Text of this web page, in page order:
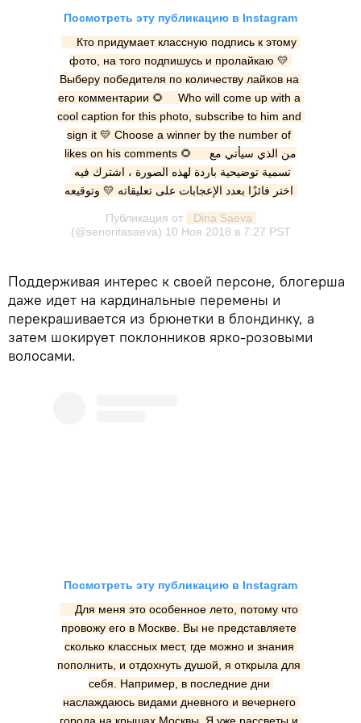
Посмотреть эту публикацию в Instagram
⠀ Кто придумает классную подпись к этому
фото, на того подпишусь и пролайкаю 💛
Выберу победителя по количеству лайков на
его комментарии 🌻 ⠀ Who will come up with a
cool caption for this photo, subscribe to him and
sign it 💛 Choose a winner by the number of
likes on his comments 🌻 ⠀ ‎من الذي سيأتي مع
وتوقيعه 💛 ‎اختر فائزًا بعدد الإعجابات على تعليقاته
Публикация от
Dina Saeva
(@senoritasaeva) 10 Ноя 2018 в 7:27 PST
Поддерживая интерес к своей персоне, блогерша
даже идет на кардинальные перемены и
перекрашивается из брюнетки в блондинку, а
затем шокирует поклонников ярко-розовыми
волосами.
Посмотреть эту публикацию в Instagram
⠀ Для меня это особенное лето, потому что
провожу его в Москве. Вы не представляете
сколько классных мест, где можно и знания
пополнить, и отдохнуть душой, я открыла для
себя. Например, в последние дни
наслаждаюсь видами дневного и вечернего